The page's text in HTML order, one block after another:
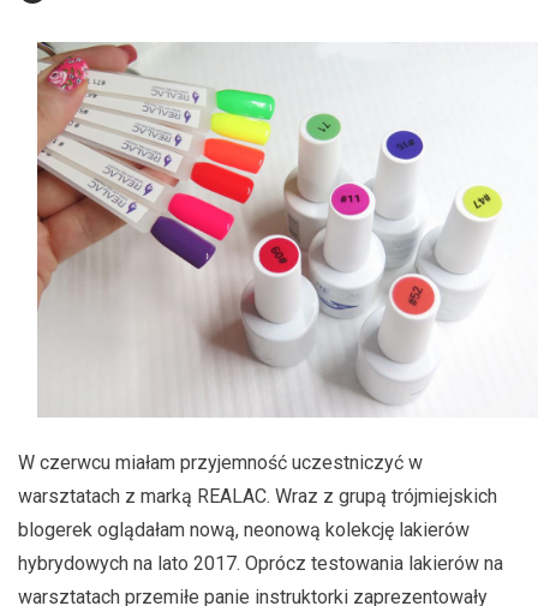
W czerwcu miałam przyjemność uczestniczyć w
warsztatach z marką REALAC. Wraz z grupą trójmiejskich
blogerek oglądałam nową, neonową kolekcję lakierów
hybrydowych na lato 2017. Oprócz testowania lakierów na
warsztatach przemiłe panie instruktorki zaprezentowały